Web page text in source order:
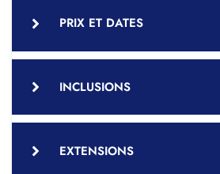
PRIX ET DATES
INCLUSIONS
EXTENSIONS